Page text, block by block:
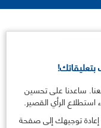
ساعدنا على تحسين
الرأي القصير.
إعادة توجيهك إلى صفحة